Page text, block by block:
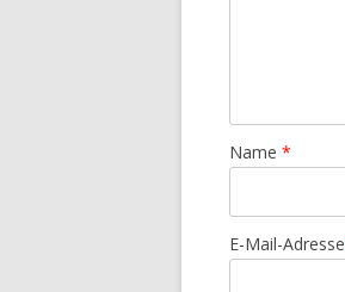
Name *
E-Mail-Adresse